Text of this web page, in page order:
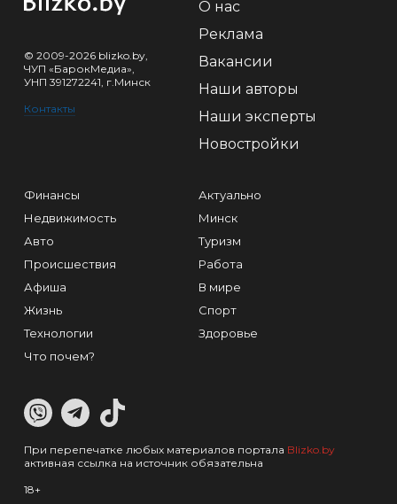
© 2009-2026 blizko.by,
ЧУП «БарокМедиа»,
УНП 391272241, г.Минск
Контакты
О нас
Реклама
Вакансии
Наши авторы
Наши эксперты
Новостройки
Финансы
Недвижимость
Авто
Происшествия
Афиша
Жизнь
Технологии
Что почем?
Актуально
Минск
Туризм
Работа
В мире
Спорт
Здоровье
При перепечатке любых материалов портала Blizko.by
активная ссылка на источник обязательна
18+